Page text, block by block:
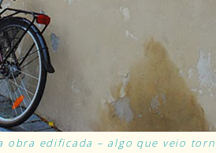
obra edificada – algo que veio